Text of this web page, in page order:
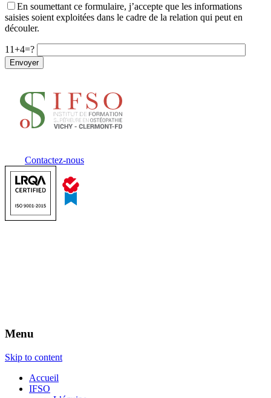
En soumettant ce formulaire, j’accepte que les informations
saisies soient exploitées dans le cadre de la relation qui peut en
découler.
11+4=?
Contactez-nous
Menu
Skip to content
Accueil
IFSO